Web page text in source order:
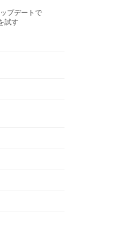
プデートで
試す